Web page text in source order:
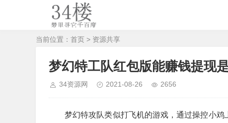
当前位置： 首页 > 资源共享
梦幻特工队红包版能赚钱提现
34资源网 2021-08-26 2656
梦幻特攻队类似打飞机的游戏，通过操控小